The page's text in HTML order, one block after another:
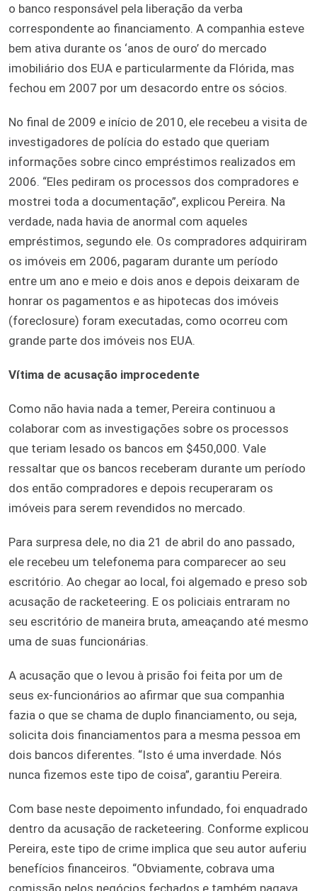
o banco responsável pela liberação da verba
correspondente ao financiamento. A companhia esteve
bem ativa durante os ‘anos de ouro’ do mercado
imobiliário dos EUA e particularmente da Flórida, mas
fechou em 2007 por um desacordo entre os sócios.
No final de 2009 e início de 2010, ele recebeu a visita de
investigadores de polícia do estado que queriam
informações sobre cinco empréstimos realizados em
2006. “Eles pediram os processos dos compradores e
mostrei toda a documentação”, explicou Pereira. Na
verdade, nada havia de anormal com aqueles
empréstimos, segundo ele. Os compradores adquiriram
os imóveis em 2006, pagaram durante um período
entre um ano e meio e dois anos e depois deixaram de
honrar os pagamentos e as hipotecas dos imóveis
(foreclosure) foram executadas, como ocorreu com
grande parte dos imóveis nos EUA.
Vítima de acusação improcedente
Como não havia nada a temer, Pereira continuou a
colaborar com as investigações sobre os processos
que teriam lesado os bancos em $450,000. Vale
ressaltar que os bancos receberam durante um período
dos então compradores e depois recuperaram os
imóveis para serem revendidos no mercado.
Para surpresa dele, no dia 21 de abril do ano passado,
ele recebeu um telefonema para comparecer ao seu
escritório. Ao chegar ao local, foi algemado e preso sob
acusação de racketeering. E os policiais entraram no
seu escritório de maneira bruta, ameaçando até mesmo
uma de suas funcionárias.
A acusação que o levou à prisão foi feita por um de
seus ex-funcionários ao afirmar que sua companhia
fazia o que se chama de duplo financiamento, ou seja,
solicita dois financiamentos para a mesma pessoa em
dois bancos diferentes. “Isto é uma inverdade. Nós
nunca fizemos este tipo de coisa”, garantiu Pereira.
Com base neste depoimento infundado, foi enquadrado
dentro da acusação de racketeering. Conforme explicou
Pereira, este tipo de crime implica que seu autor auferiu
benefícios financeiros. “Obviamente, cobrava uma
comissão pelos negócios fechados e também pagava